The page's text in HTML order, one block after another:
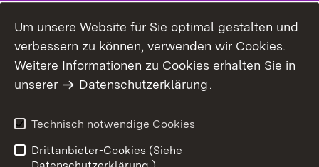
Themenübersicht
Um unsere Website für Sie optimal gestalten und
verbessern zu können, verwenden wir Cookies.
Weitere Informationen zu Cookies erhalten Sie in
unserer
Datenschutzerklärung.
Technisch notwendige Cookies
Drittanbieter-Cookies (Siehe